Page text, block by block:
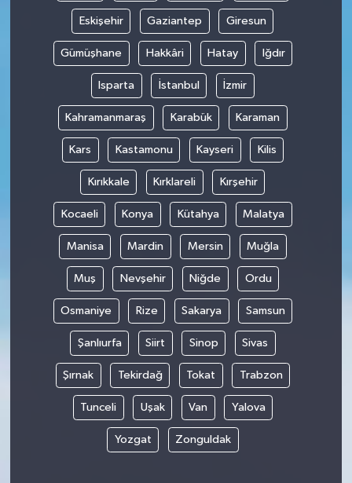
Eskişehir Gaziantep Giresun
Gümüşhane Hakkâri Hatay Iğdır
Isparta İstanbul İzmir
Kahramanmaraş Karabük Karaman
Kars Kastamonu Kayseri Kilis
Kırıkkale Kırklareli Kırşehir
Kocaeli Konya Kütahya Malatya
Manisa Mardin Mersin Muğla
Muş Nevşehir Niğde Ordu
Osmaniye Rize Sakarya Samsun
Şanlıurfa Siirt Sinop Sivas
Şırnak Tekirdağ Tokat Trabzon
Tunceli Uşak Van Yalova
Yozgat Zonguldak